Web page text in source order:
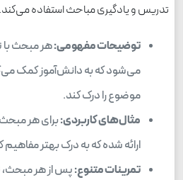
تدریس و یادگیری مباحث استفاده
توضیحات مفهومی:هر مبحث با
می‌شود که به دانش‌آموز کمک
موضوع را درک کند.
مثال‌های کاربردی:برای هر
ارائه شده که به درک بهتر
تمرینات متنوع:پس از هر مبحث،